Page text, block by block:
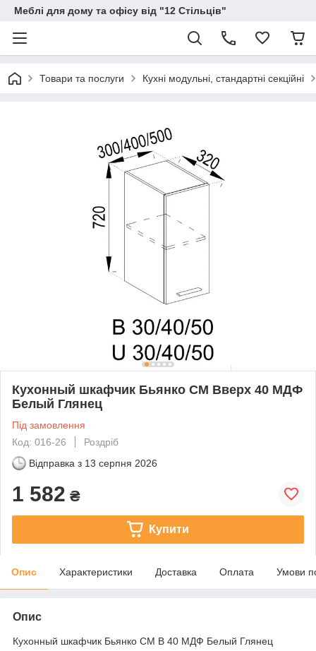
Меблі для дому та офісу від "12 Стільців"
Товари та послуги Кухні модульні, стандартні секційні
Кухонный шкафчик Бьянко СМ Вверх 40 МДФ
Белый Глянец
Під замовлення
Код: 016-26
Роздріб
Відправка з 13 серпня 2026
1 582 ₴
Купити
Опис Характеристики Доставка Оплата Умови
Опис
Кухонный шкафчик Бьянко СМ В 40 МДФ Белый Глянец